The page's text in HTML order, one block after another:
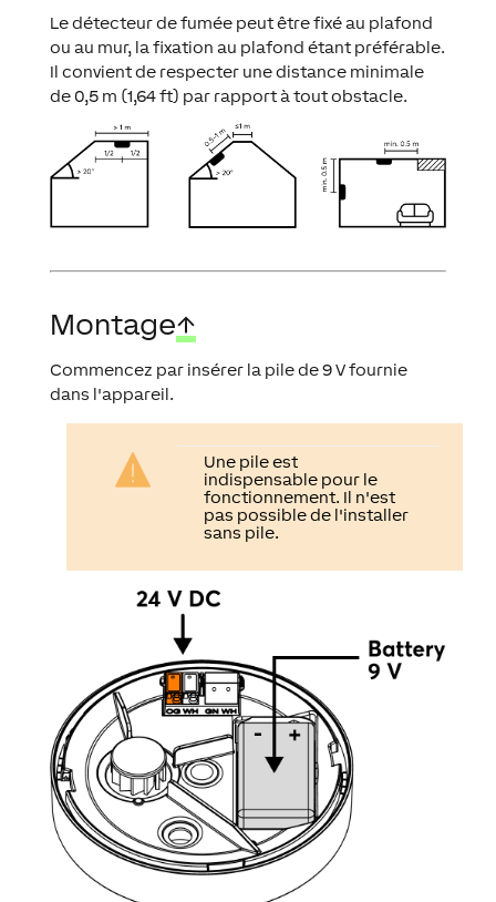
Le détecteur de fumée peut être fixé au plafond
ou au mur, la fixation au plafond étant préférable.
Il convient de respecter une distance minimale
de 0,5 m (1,64 ft) par rapport à tout obstacle.
Montage↑
Commencez par insérer la pile de 9 V fournie
dans l'appareil.
Une pileest
indispensablepour le
fonctionnement. Il n'est
pas possible de l'installer
sans pile.